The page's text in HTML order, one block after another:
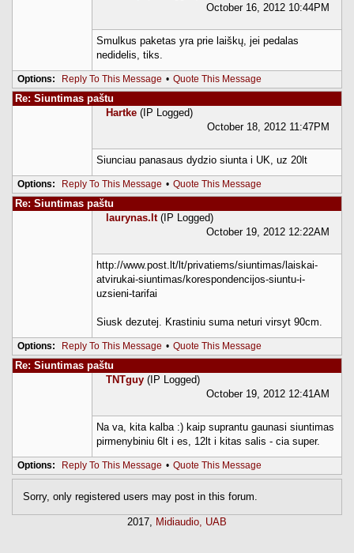
October 16, 2012 10:44PM
Smulkus paketas yra prie laiškų, jei pedalas
nedidelis, tiks.
Options: Reply To This Message • Quote This Message
Re: Siuntimas paštu
Hartke (IP Logged)
October 18, 2012 11:47PM
Siunciau panasaus dydzio siunta i UK, uz 20lt
Options: Reply To This Message • Quote This Message
Re: Siuntimas paštu
laurynas.lt (IP Logged)
October 19, 2012 12:22AM
http://www.post.lt/lt/privatiems/siuntimas/laiskai-
atvirukai-siuntimas/korespondencijos-siuntu-i-
uzsieni-tarifai
Siusk dezutej. Krastiniu suma neturi virsyt 90cm.
Options: Reply To This Message • Quote This Message
Re: Siuntimas paštu
TNTguy (IP Logged)
October 19, 2012 12:41AM
Na va, kita kalba :) kaip suprantu gaunasi siuntimas
pirmenybiniu 6lt i es, 12lt i kitas salis - cia super.
Options: Reply To This Message • Quote This Message
Sorry, only registered users may post in this forum.
2017, Midiaudio, UAB